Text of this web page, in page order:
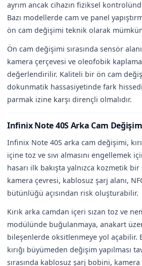
ayrım ancak cihazın fiziksel
Bazı modellerde cam ve panel
ön cam değişimi teknik olarak
Ön cam değişimi sırasında sensör
kamera çerçevesi ve oleofobik
değerlendirilir. Kaliteli bir ön cam
dokunmatik hassasiyetinde fark
parmak izine karşı dirençli olmalıdır.
Infinix Note 40S Arka Cam
Infinix Note 40S arka cam değişimi,
içine toz ve sıvı almasını engellemek
hasarı ilk bakışta yalnızca kozmetik
kamera çevresi, kablosuz şarj alanı,
bütünlüğü açısından risk oluşturabilir.
Kırık arka camdan içeri sızan toz ve
modülünde buğulanmaya, anakart
bileşenlerde oksitlenmeye yol açabilir.
kırığı büyümeden değişim yapılması
sırasında kablosuz şarj bobini,